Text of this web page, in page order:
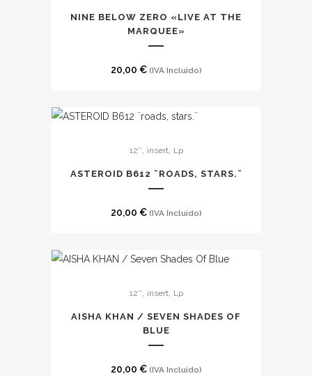
NINE BELOW ZERO «LIVE AT THE
MARQUEE»
20,00 € (IVA Incluido)
12'' insert, Lp
ASTEROID B612 ¨ROADS, STARS.¨
20,00 € (IVA Incluido)
12'' insert, Lp
AISHA KHAN / SEVEN SHADES OF
BLUE
20,00 € (IVA Incluido)